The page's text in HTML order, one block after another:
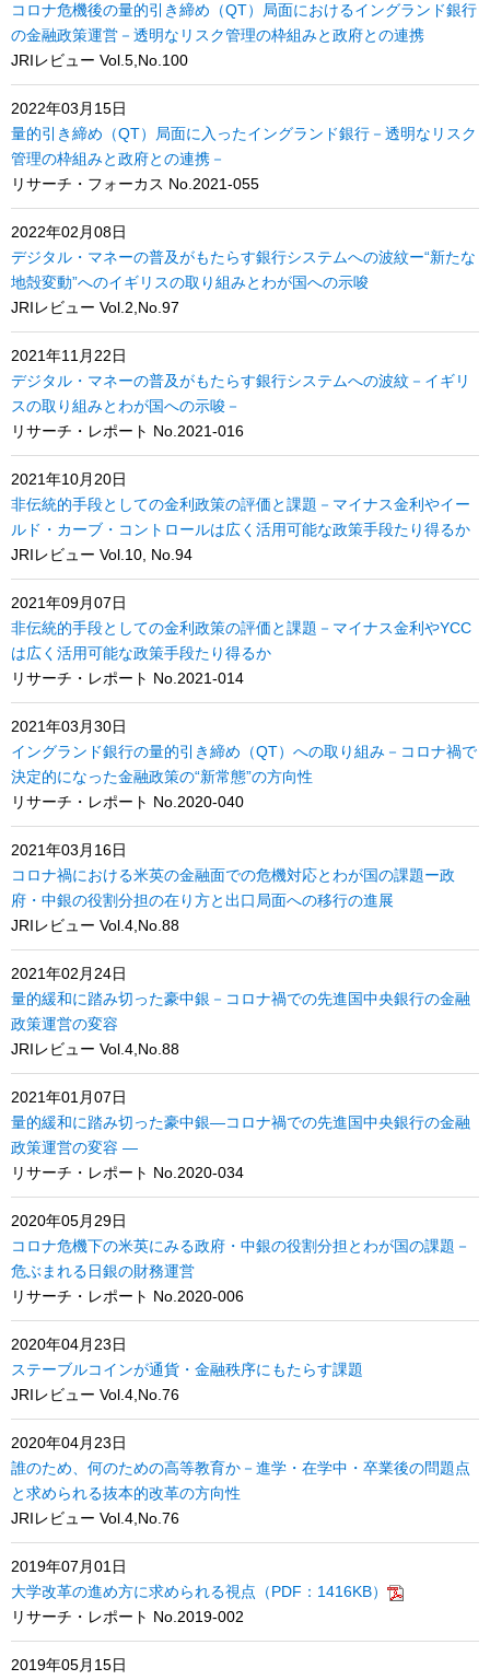
コロナ危機後の量的引き締め（QT）局面におけるイングランド銀行
の金融政策運営－透明なリスク管理の枠組みと政府との連携
JRIレビュー Vol.5,No.100
2022年03月15日
量的引き締め（QT）局面に入ったイングランド銀行－透明なリスク
管理の枠組みと政府との連携－
リサーチ・フォーカス No.2021-055
2022年02月08日
デジタル・マネーの普及がもたらす銀行システムへの波紋ー“新たな
地殻変動”へのイギリスの取り組みとわが国への示唆
JRIレビュー Vol.2,No.97
2021年11月22日
デジタル・マネーの普及がもたらす銀行システムへの波紋－イギリ
スの取り組みとわが国への示唆－
リサーチ・レポート No.2021-016
2021年10月20日
非伝統的手段としての金利政策の評価と課題－マイナス金利やイー
ルド・カーブ・コントロールは広く活用可能な政策手段たり得るか
JRIレビュー Vol.10, No.94
2021年09月07日
非伝統的手段としての金利政策の評価と課題－マイナス金利やYCC
は広く活用可能な政策手段たり得るか
リサーチ・レポート No.2021-014
2021年03月30日
イングランド銀行の量的引き締め（QT）への取り組み－コロナ禍で
決定的になった金融政策の“新常態”の方向性
リサーチ・レポート No.2020-040
2021年03月16日
コロナ禍における米英の金融面での危機対応とわが国の課題ー政
府・中銀の役割分担の在り方と出口局面への移行の進展
JRIレビュー Vol.4,No.88
2021年02月24日
量的緩和に踏み切った豪中銀－コロナ禍での先進国中央銀行の金融
政策運営の変容
JRIレビュー Vol.4,No.88
2021年01月07日
量的緩和に踏み切った豪中銀―コロナ禍での先進国中央銀行の金融
政策運営の変容 ―
リサーチ・レポート No.2020-034
2020年05月29日
コロナ危機下の米英にみる政府・中銀の役割分担とわが国の課題－
危ぶまれる日銀の財務運営
リサーチ・レポート No.2020-006
2020年04月23日
ステーブルコインが通貨・金融秩序にもたらす課題
JRIレビュー Vol.4,No.76
2020年04月23日
誰のため、何のための高等教育か－進学・在学中・卒業後の問題点
と求められる抜本的改革の方向性
JRIレビュー Vol.4,No.76
2019年07月01日
大学改革の進め方に求められる視点（PDF：1416KB）
リサーチ・レポート No.2019-002
2019年05月15日